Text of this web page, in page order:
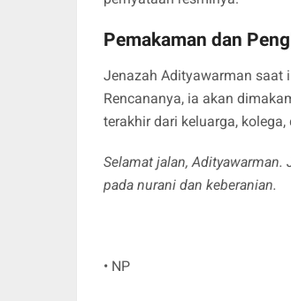
Pemakaman dan
Jenazah Adityawarman saat
Rencananya, ia akan
terakhir dari keluarga,
Selamat jalan,
pada nurani dan keberanian.
• NP